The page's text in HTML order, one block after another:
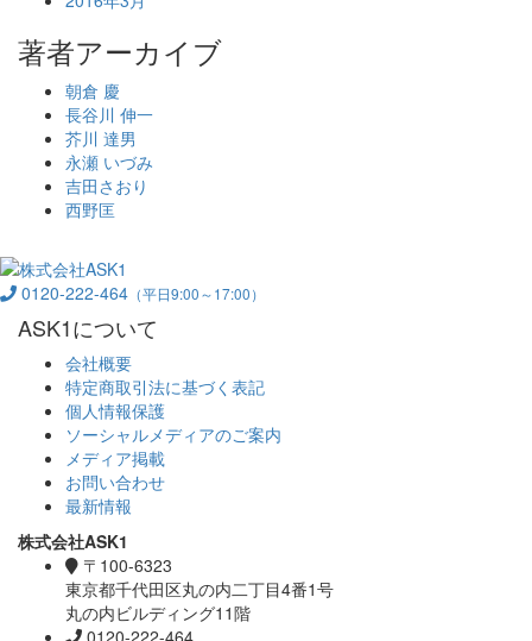
著者アーカイブ
朝倉 慶
長谷川 伸一
芥川 達男
永瀬 いづみ
吉田さおり
西野匡
0120-222-464 （平日9:00～17:00）
ASK1について
会社概要
特定商取引法に基づく表記
個人情報保護
ソーシャルメディアのご案内
メディア掲載
お問い合わせ
最新情報
株式会社ASK1
〒100-6323
東京都千代田区丸の内二丁目4番1号
丸の内ビルディング11階